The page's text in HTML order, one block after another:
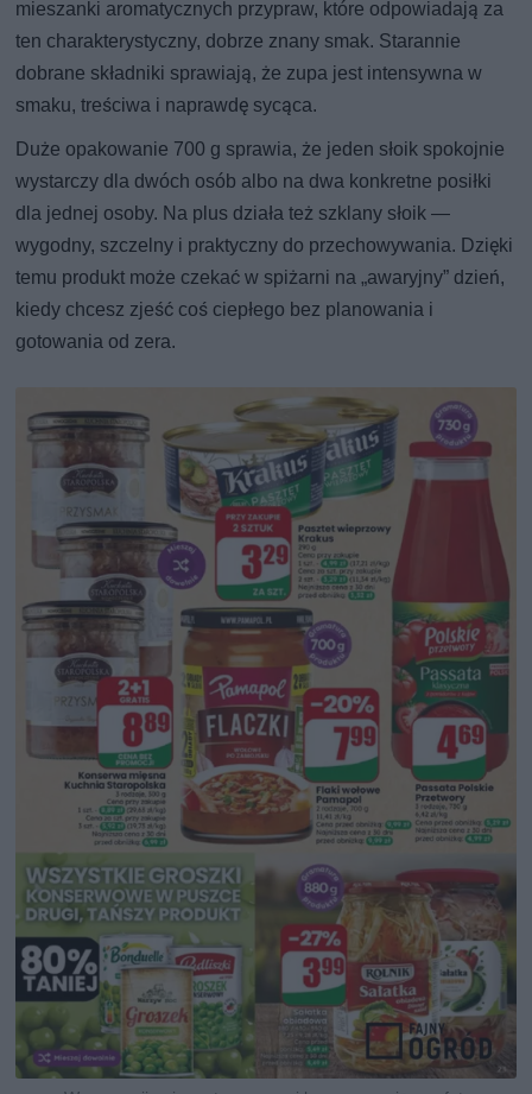
mieszanki aromatycznych przypraw, które odpowiadają za
ten charakterystyczny, dobrze znany smak. Starannie
dobrane składniki sprawiają, że zupa jest intensywna w
smaku, treściwa i naprawdę sycąca.
Duże opakowanie 700 g sprawia, że jeden słoik spokojnie
wystarczy dla dwóch osób albo na dwa konkretne posiłki
dla jednej osoby. Na plus działa też szklany słoik —
wygodny, szczelny i praktyczny do przechowywania. Dzięki
temu produkt może czekać w spiżarni na „awaryjny” dzień,
kiedy chcesz zjeść coś ciepłego bez planowania i
gotowania od zera.